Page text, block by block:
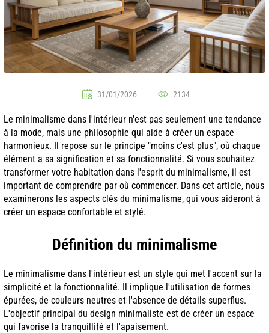
31/01/2026 2134
Le minimalisme dans l'intérieur n'est pas seulement une tendance
à la mode, mais une philosophie qui aide à créer un espace
harmonieux. Il repose sur le principe "moins c'est plus", où chaque
élément a sa signification et sa fonctionnalité. Si vous souhaitez
transformer votre habitation dans l'esprit du minimalisme, il est
important de comprendre par où commencer. Dans cet article, nous
examinerons les aspects clés du minimalisme, qui vous aideront à
créer un espace confortable et stylé.
Définition du minimalisme
Le minimalisme dans l'intérieur est un style qui met l'accent sur la
simplicité et la fonctionnalité. Il implique l'utilisation de formes
épurées, de couleurs neutres et l'absence de détails superflus.
L'objectif principal du design minimaliste est de créer un espace
qui favorise la tranquillité et l'apaisement.